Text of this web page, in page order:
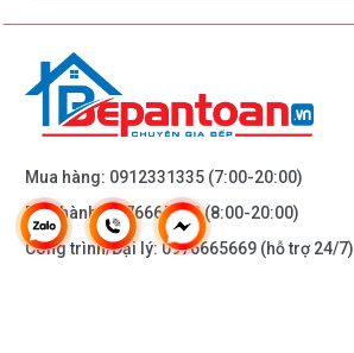
Mua hàng: 0912331335 (7:00-20:00)
Bảo hành:0976665669(8:00-20:00)
Công trình/Đại lý:0976665669 (hỗ trợ 24/7)